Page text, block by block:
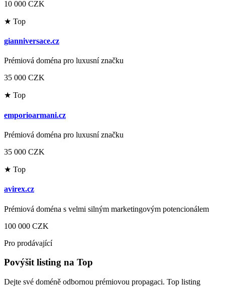
10 000 CZK
★ Top
gianniversace.cz
Prémiová doména pro luxusní značku
35 000 CZK
★ Top
emporioarmani.cz
Prémiová doména pro luxusní značku
35 000 CZK
★ Top
avirex.cz
Prémiová doména s velmi silným marketingovým potencionálem
100 000 CZK
Pro prodávající
Povýšit listing na Top
Dejte své doméně odbornou prémiovou propagaci. Top listing